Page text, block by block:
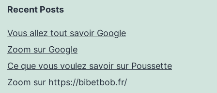
Recent Posts
Vous allez tout savoir Google
Zoom sur Google
Ce que vous voulez savoir sur Poussette
Zoom sur https://bibetbob.fr/